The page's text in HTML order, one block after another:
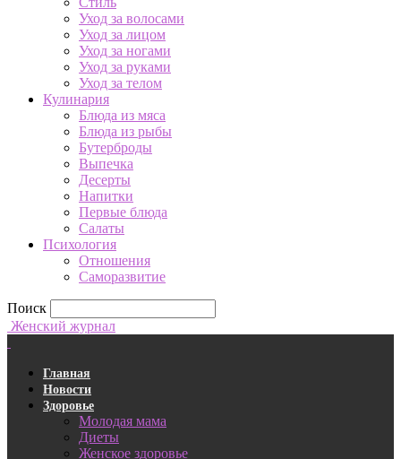
Уход за волосами
Уход за лицом
Уход за ногами
Уход за руками
Уход за телом
Кулинария
Блюда из мяса
Блюда из рыбы
Бутерброды
Выпечка
Десерты
Напитки
Первые блюда
Салаты
Психология
Отношения
Саморазвитие
Поиск
Женский журнал
Главная
Новости
Здоровье
Молодая мама
Диеты
Женское здоровье